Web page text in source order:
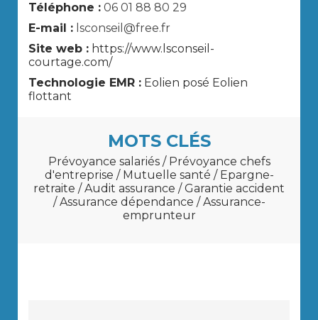
Téléphone : 06 01 88 80 29
E-mail : lsconseil@free.fr
Site web : https://www.lsconseil-
courtage.com/
Technologie EMR : Eolien posé Eolien
flottant
MOTS CLÉS
Prévoyance salariés / Prévoyance chefs
d'entreprise / Mutuelle santé / Epargne-
retraite / Audit assurance / Garantie accident
/ Assurance dépendance / Assurance-
emprunteur